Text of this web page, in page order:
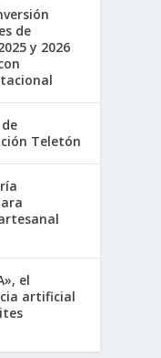
de
y 2026
Teletón
el
artificial